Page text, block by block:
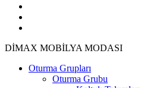
Close
DİMAX MOBİLYA MODASI
Oturma Grupları
Oturma Grubu